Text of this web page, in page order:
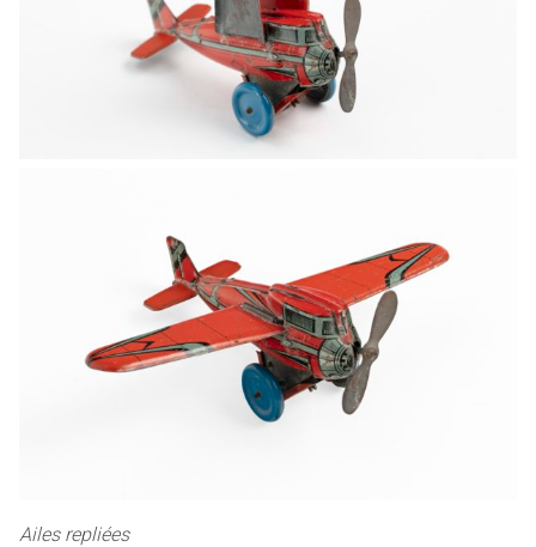
Ailes repliées